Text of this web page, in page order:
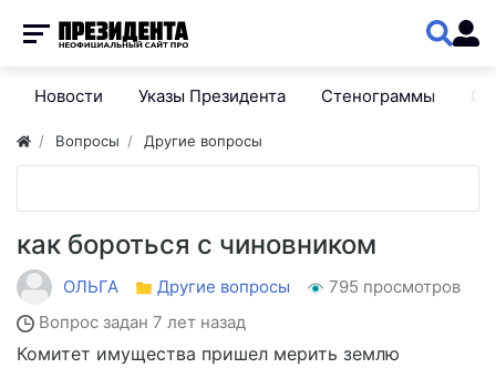
Новости Указы Президента Стенограммы
Вопросы Другие вопросы
как бороться с чиновником
ОЛЬГА Другие вопросы
795 просмотров
Вопрос задан 7 лет назад
Комитет имущества пришел мерить землю